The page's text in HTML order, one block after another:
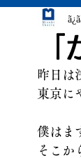
秘蔵写真200枚
作った本・作っ
昨日は
東京に
僕はま
そこか